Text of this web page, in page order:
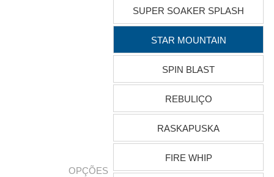
OPÇÕES
SUPER SOAKER SPLASH
STAR MOUNTAIN
SPIN BLAST
REBULIÇO
RASKAPUSKA
FIRE WHIP